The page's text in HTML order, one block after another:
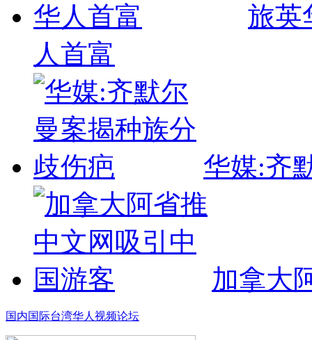
旅英
人首富
华媒:齐
加拿大
国内国际台湾华人 视频论坛